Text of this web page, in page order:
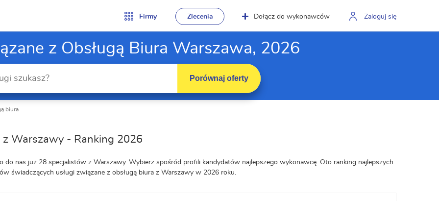
Firmy Zlecenia Dołącz do wykonawców Zaloguj się
z Obsługą Biura Warszawa, 2026
Porównaj oferty
biura
z Warszawy - Ranking 2026
do nas już 28 specjalistów z Warszawy. Wybierz spośród profili kandydatów najlepszego wykonawcę. Oto ranking najlepszych
świadczących usługi związane z obsługą biura z Warszawy w 2026 roku.